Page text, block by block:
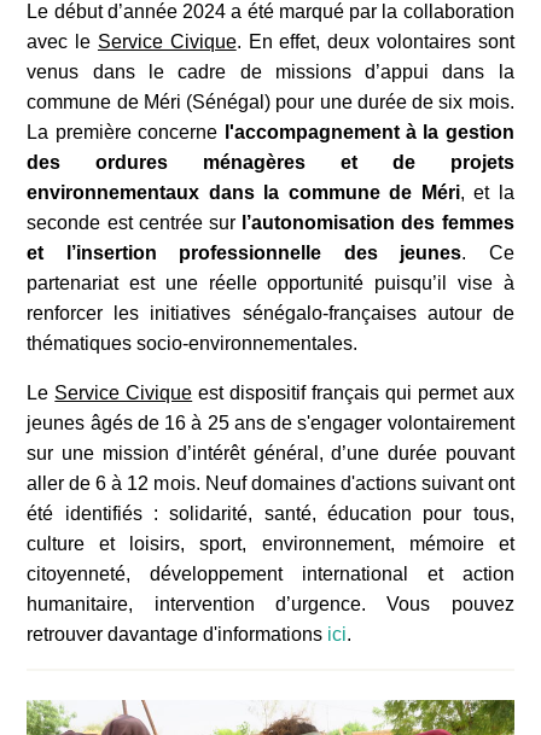
Le début d’année 2024 a été marqué par la collaboration
avec le Service Civique. En effet, deux volontaires sont
venus dans le cadre de missions d’appui dans la
commune de Méri (Sénégal) pour une durée de six mois.
La première concerne l'accompagnement à la gestion
des ordures ménagères et de projets
environnementaux dans la commune de Méri, et la
seconde est centrée sur l’autonomisation des femmes
et l’insertion professionnelle des jeunes. Ce
partenariat est une réelle opportunité puisqu’il vise à
renforcer les initiatives sénégalo-françaises autour de
thématiques socio-environnementales.
Le Service Civique est dispositif français qui permet aux
jeunes âgés de 16 à 25 ans de s'engager volontairement
sur une mission d’intérêt général, d’une durée pouvant
aller de 6 à 12 mois. Neuf domaines d'actions suivant ont
été identifiés : solidarité, santé, éducation pour tous,
culture et loisirs, sport, environnement, mémoire et
citoyenneté, développement international et action
humanitaire, intervention d’urgence. Vous pouvez
retrouver davantage d'informations ici.